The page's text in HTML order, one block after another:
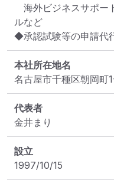
海外ビジネスサポー
ルなど
◆承認試験等の申請代
本社所在地名
名古屋市千種区朝岡町
代表者
金井まり
設立
1997/10/15